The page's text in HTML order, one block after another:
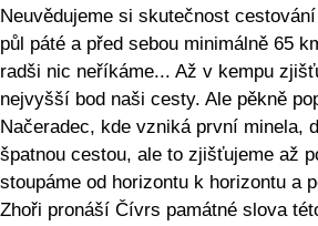
Neuvědujeme si skutečnost
půl páté a před sebou minimálně 65
radši nic neříkáme... Až v kempu
nejvyšší bod naši cesty. Ale pěkně
Načeradec, kde vzniká první minela,
špatnou cestou, ale to zjišťujeme až
stoupáme od horizontu k horizontu a
Zhoři pronáší Čívrs památné slova